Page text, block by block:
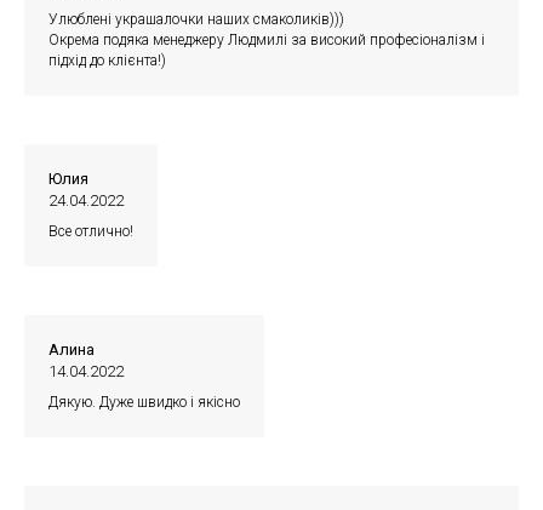
Улюблені украшалочки наших смаколиків)))
Окрема подяка менеджеру Людмилі за високий професіоналізм і
підхід до клієнта!)
Юлия
24.04.2022
Все отлично!
Алина
14.04.2022
Дякую. Дуже швидко і якісно